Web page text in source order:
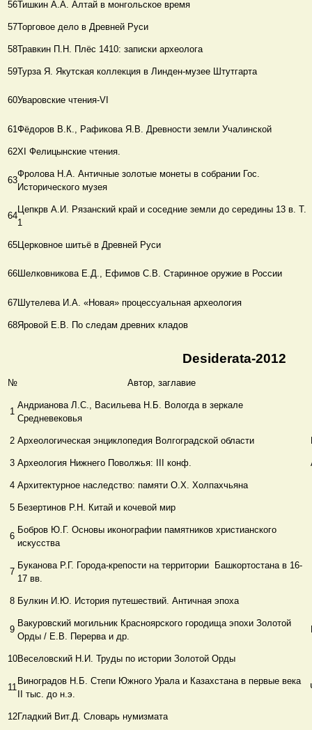
56Тишкин А.А. Алтай в монгольское время
57Торговое дело в Древней Руси
58Травкин П.Н. Плёс 1410: записки археолога
59Турза Я. Якутская коллекция в Линден-музее Штутгарта
60Уваровские чтения-VΙ
61Фёдоров В.К., Рафикова Я.В. Древности земли Учалинской
62ХΙ Фелицынские чтения.
63
Фролова Н.А. Античные золотые монеты в собрании Гос.
Исторического музея
64
Цепкрв А.И. Рязанский край и соседние земли до середины 13 в. Т.
1
65Церковное шитьё в Древней Руси
66Шелковникова Е.Д., Ефимов С.В. Старинное оружие в России
67Шутелева И.А. «Новая» процессуальная археология
68Яровой Е.В. По следам древних кладов
Desiderata-2012
№ Автор, заглавие
1
Андрианова Л.С., Васильева Н.Б. Вологда в зеркале
Средневековья
2 Археологическая энциклопедия Волгоградской области
3 Археология Нижнего Поволжья: ΙΙΙ конф.
4 Архитектурное наследство: памяти О.Х. Холпахчьяна
5 Безертинов Р.Н. Китай и кочевой мир
6
Бобров Ю.Г. Основы иконографии памятников христианского
искусства
7
Буканова Р.Г. Города-крепости на территории Башкортостана в 16-
17 вв.
8 Булкин И.Ю. История путешествий. Античная эпоха
9
Вакуровский могильник Красноярского городища эпохи Золотой
Орды / Е.В. Перерва и др.
10Веселовский Н.И. Труды по истории Золотой Орды
11
Виноградов Н.Б. Степи Южного Урала и Казахстана в первые века
ΙΙ тыс. до н.э.
12Гладкий Вит.Д. Словарь нумизмата